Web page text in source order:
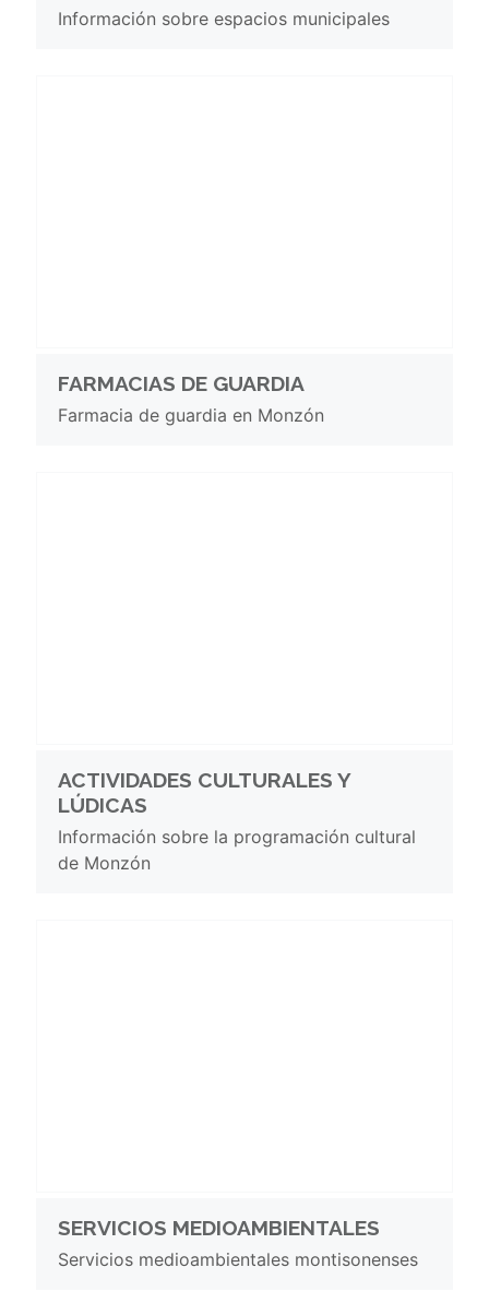
Información sobre espacios municipales
FARMACIAS DE GUARDIA
Farmacia de guardia en Monzón
ACTIVIDADES CULTURALES Y
LÚDICAS
Información sobre la programación cultural
de Monzón
SERVICIOS MEDIOAMBIENTALES
Servicios medioambientales montisonenses